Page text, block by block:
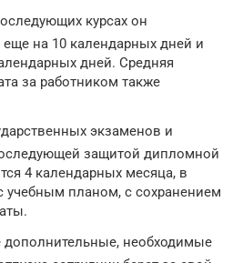
курсах он
еще на 10 календарных дней и
дней. Средняя
за работником также
экзаменов и
защитой дипломной
4 календарных месяца, в
учебным планом, с сохранением
дополнительные, необходимые